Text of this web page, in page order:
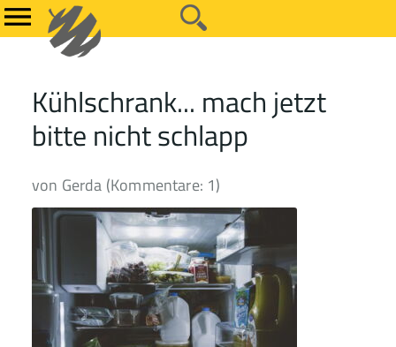
Kühlschrank... mach jetzt
bitte nicht schlapp
von Gerda (Kommentare: 1)